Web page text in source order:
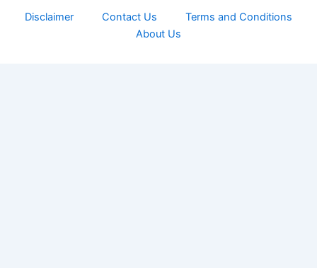
Disclaimer
Contact Us
Terms and Conditions
About Us